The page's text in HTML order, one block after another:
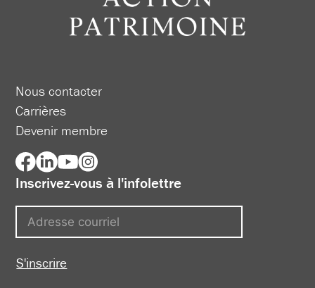
Nous contacter
Carrières
Devenir membre
Inscrivez-vous à l'infolettre
S'inscrire